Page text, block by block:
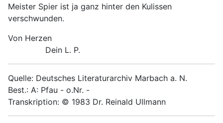
Meister Spier ist ja ganz hinter den Kulissen
verschwunden.
Von Herzen
Dein L. P.
Quelle: Deutsches Literaturarchiv Marbach a. N.
Best.: A: Pfau - o.Nr. -
Transkription: © 1983 Dr. Reinald Ullmann